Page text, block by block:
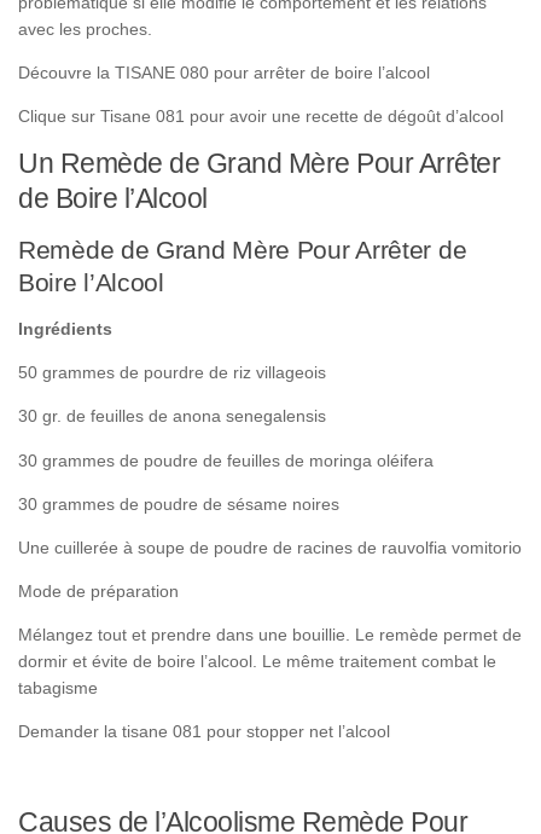
avec les proches.
Découvre la TISANE 080 pour arrêter de boire l’alcool
Clique sur Tisane 081 pour avoir une recette de dégoût d’alcool
Un Remède de Grand Mère Pour Arrêter
de Boire l’Alcool
Remède de Grand Mère Pour Arrêter de
Boire l’Alcool
Ingrédients
50 grammes de pourdre de riz villageois
30 gr. de feuilles de anona senegalensis
30 grammes de poudre de feuilles de moringa oléifera
30 grammes de poudre de sésame noires
Une cuillerée à soupe de poudre de racines de rauvolfia vomitorio
Mode de préparation
Mélangez tout et prendre dans une bouillie. Le remède permet de
dormir et évite de boire l’alcool. Le même traitement combat le
tabagisme
Demander la tisane 081 pour stopper net l’alcool
Causes de l’Alcoolisme Remède Pour